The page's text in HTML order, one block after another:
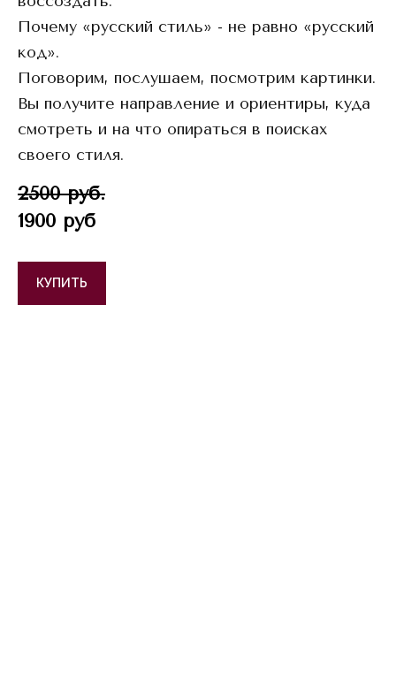
Почему «русский стиль» - не равно «русский
код».
Поговорим, послушаем, посмотрим картинки.
Вы получите направление и ориентиры, куда
смотреть и на что опираться в поисках
своего стиля.
2500 руб.
1900 руб
КУПИТЬ